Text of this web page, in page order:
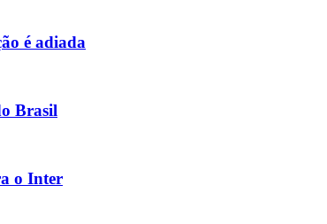
é adiada
Brasil
o Inter